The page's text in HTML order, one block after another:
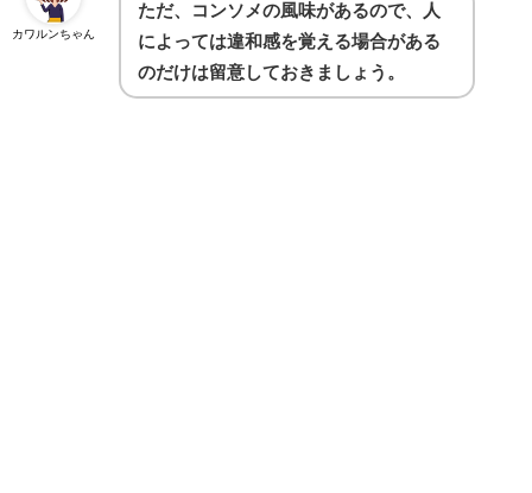
カワルンちゃん
ただ、コンソメの風味があるので、人
によっては違和感を覚える場合がある
のだけは留意しておきましょう。